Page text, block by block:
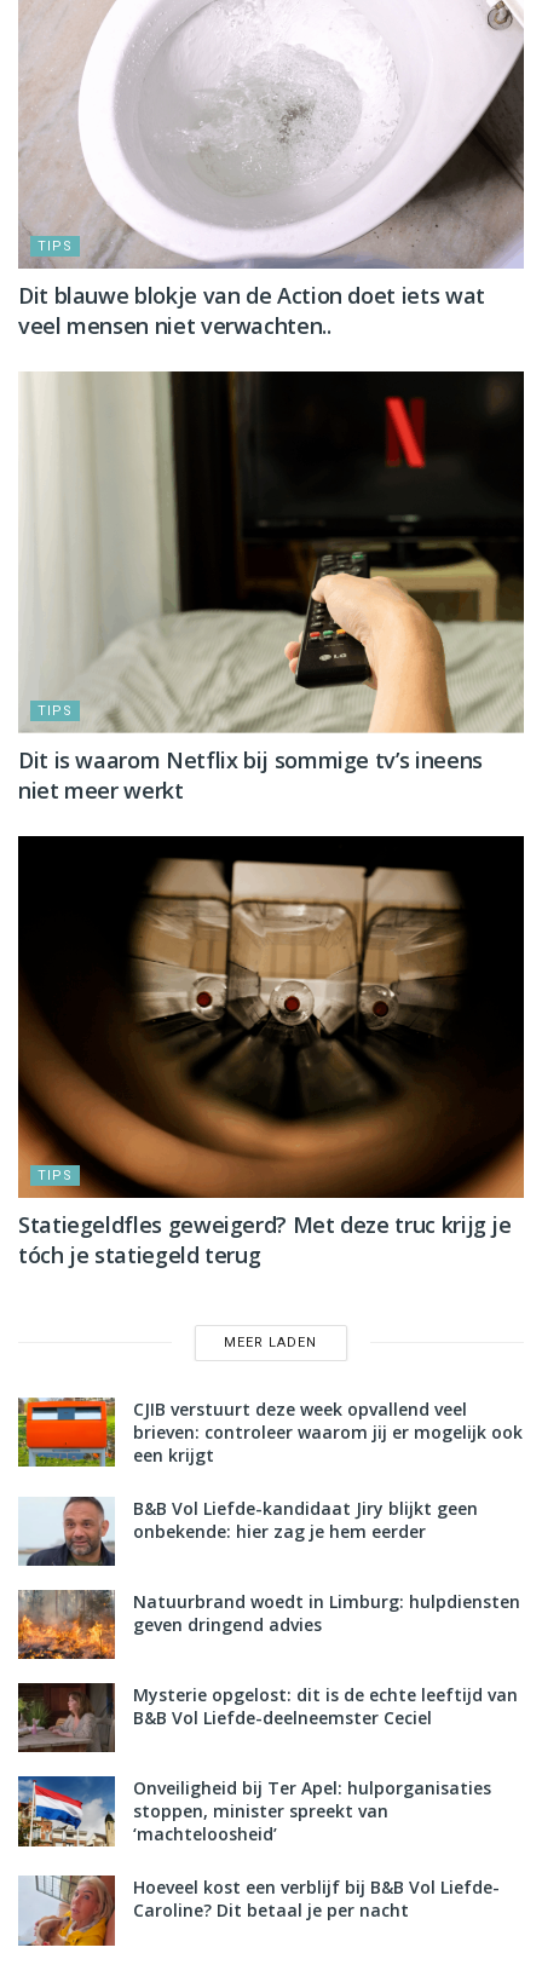
TIPS
Dit blauwe blokje van de Action doet iets wat
veel mensen niet verwachten..
TIPS
Dit is waarom Netflix bij sommige tv’s ineens
niet meer werkt
TIPS
Statiegeldfles geweigerd? Met deze truc krijg je
tóch je statiegeld terug
MEER LADEN
CJIB verstuurt deze week opvallend veel
brieven: controleer waarom jij er mogelijk ook
een krijgt
B&B Vol Liefde-kandidaat Jiry blijkt geen
onbekende: hier zag je hem eerder
Natuurbrand woedt in Limburg: hulpdiensten
geven dringend advies
Mysterie opgelost: dit is de echte leeftijd van
B&B Vol Liefde-deelneemster Ceciel
Onveiligheid bij Ter Apel: hulporganisaties
stoppen, minister spreekt van
‘machteloosheid’
Hoeveel kost een verblijf bij B&B Vol Liefde-
Caroline? Dit betaal je per nacht